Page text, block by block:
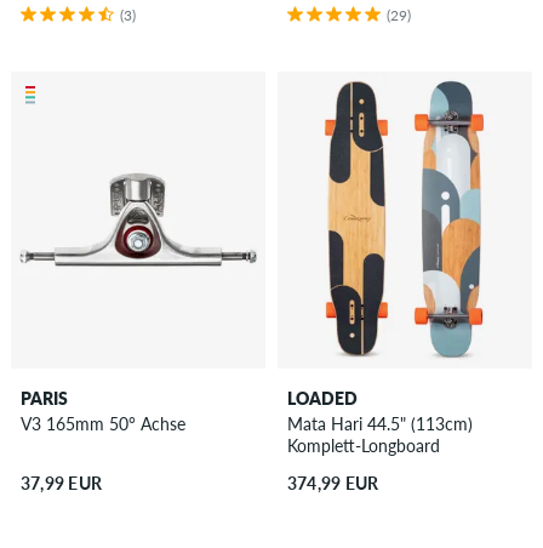
(3) (29)
PARIS
V3 165mm 50° Achse
37,99 EUR
LOADED
Mata Hari 44.5" (113cm)
Komplett-Longboard
374,99 EUR